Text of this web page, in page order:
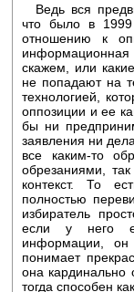
Ведь вся
что было в 1999
отношению к
информационная
скажем, или
не попадают на
технологией,
оппозиции и ее
бы ни
заявления ни
все каким-то
обрезаниями,
контекст. То
полностью
избиратель
если у него
информации,
понимает
она кардинально
тогда способен